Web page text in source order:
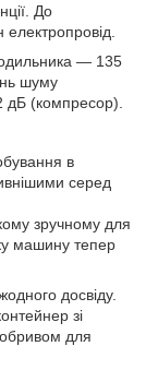
До
— 135
шуму
(компресор).
в
серед
зручному для
машину тепер
досвіду.
зі
для